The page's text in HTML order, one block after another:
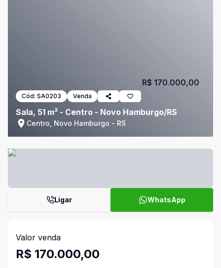
Cód: SA0203 Venda
Sala, 51 m² - Centro - Novo Hamburgo/RS
Centro, Novo Hamburgo - RS
R$ 170.000,00
Ligar WhatsApp
Valor venda
R$ 170.000,00